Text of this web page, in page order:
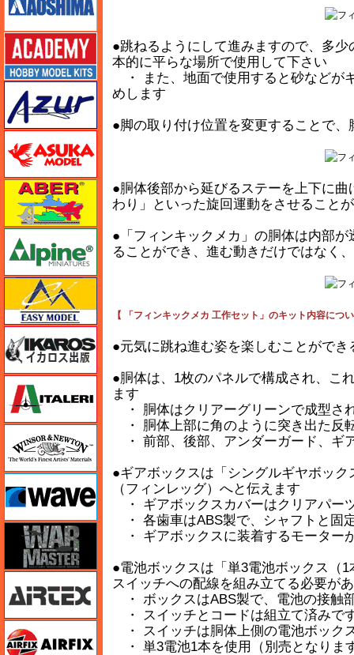
●跳ねるようにして進みますので、多
本的に平らな場所で使用して下さい
・ また、地面で使用すると砂などが
めします
●脚の取り付け位置を変更することで
●胴体後部から延びるステーを上下に
わり」といった旋回運動をさせること
●「フィンキックメカ」の胴体は内部
ることができ、進む動きだけではなく
【 「フィンキックメカ 工作セット」のキット内容につ
●元気に跳ね進む姿を楽しむことがで
●胴体は、1枚のパネルで構成され、こ
ます
・ 胴体はクリアーグリーンで成型さ
・ 胴体上部に角のように突き出た反
・ 前部、後部、アンダーガード、ギ
●ギアボックスは「シングルギヤボッ
（フィンレッグ）へと伝えます
・ ギアボックスカバーはクリアパー
・ 各歯車はABS製で、シャフトと固
・ ギアボックスに装着するモーター
●電池ボックスは「単3電池ボックス（
スイッチへの配線を組み立てる必要が
・ ボックスはABS製で、電池の接触
・ スイッチとコードは組立て済みで
・ スイッチは胴体上側の電池ボック
・ 単3電池1本を使用（別売となりま
アカデミー
アズール
アベール
アルパイン
イタレリ
ウインザー＆ニュートン
ウェーブ
ウォーマスターズ
エアテックス
エアフィックス